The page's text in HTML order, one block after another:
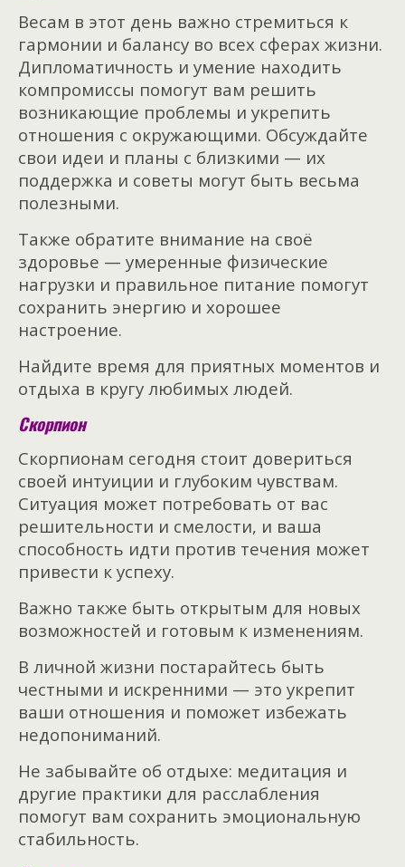
Весам в этот день важно стремиться к
гармонии и балансу во всех сферах жизни.
Дипломатичность и умение находить
компромиссы помогут вам решить
возникающие проблемы и укрепить
отношения с окружающими. Обсуждайте
свои идеи и планы с близкими — их
поддержка и советы могут быть весьма
полезными.
Также обратите внимание на своё
здоровье — умеренные физические
нагрузки и правильное питание помогут
сохранить энергию и хорошее
настроение.
Найдите время для приятных моментов и
отдыха в кругу любимых людей.
Скорпион
Скорпионам сегодня стоит довериться
своей интуиции и глубоким чувствам.
Ситуация может потребовать от вас
решительности и смелости, и ваша
способность идти против течения может
привести к успеху.
Важно также быть открытым для новых
возможностей и готовым к изменениям.
В личной жизни постарайтесь быть
честными и искренними — это укрепит
ваши отношения и поможет избежать
недопониманий.
Не забывайте об отдыхе: медитация и
другие практики для расслабления
помогут вам сохранить эмоциональную
стабильность.